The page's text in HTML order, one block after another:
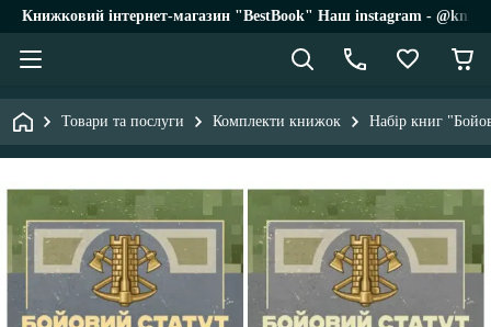
Книжковий інтернет-магазин "BestBook" Наш instagram -
Товари та послуги Комплекти книжок Набір книг